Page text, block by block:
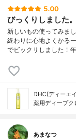
5.00
びっくりしました。
新しいもの使ってみま
終わりに心地よくかる
でビックリしました！
DHC(ディーエ
薬用ディープク
あまなつ